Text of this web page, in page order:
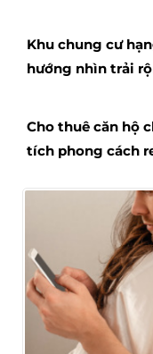
Khu chung cư
hướng nhìn trải
Cho thuê căn hộ
tích phong cách